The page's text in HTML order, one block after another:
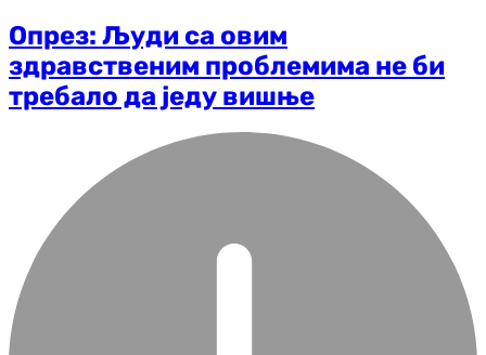
Опрез: Људи са овим
здравственим проблемима не би
требало да једу вишње